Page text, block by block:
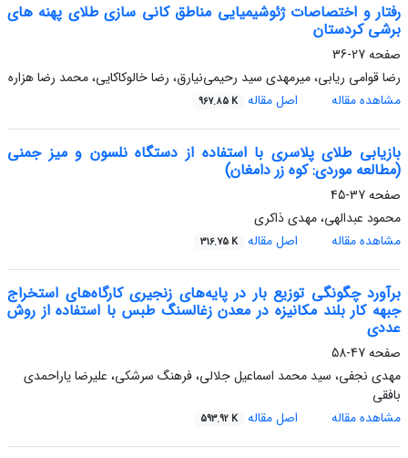
رفتار و اختصاصات ژئوشیمیایی مناطق کانی سازی طلای پهنه های
برشی کردستان
صفحه27-36
رضا قوامی ریابی، میرمهدی سید رحیمی‌نیارق، رضا خالوکاکایی، محمد رضا هزاره
مشاهده مقاله
اصل مقاله 967.85 K
بازیابی طلای پلاسری با استفاده از دستگاه نلسون و میز جمنی
(مطالعه موردی: کوه زر دامغان)
صفحه37-45
محمود عبدالهی، مهدی ذاکری
مشاهده مقاله
اصل مقاله 316.75 K
برآورد چگونگی توزیع بار در پایه‌های زنجیری کارگاه‌های استخراج
جبهه کار بلند مکانیزه در معدن زغالسنگ طبس با استفاده از روش
عددی
صفحه47-58
مهدی نجفی، سید محمد اسماعیل جلالی، فرهنگ سرشکی، علیرضا یاراحمدی
بافقی
مشاهده مقاله
اصل مقاله 593.92 K